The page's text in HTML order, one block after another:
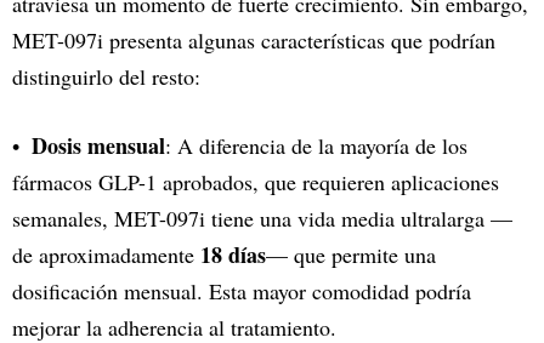
MET-097i presenta algunas características que podrían
distinguirlo del resto:
Dosis mensual: A diferencia de la mayoría de los
fármacos GLP-1 aprobados, que requieren aplicaciones
semanales, MET-097i tiene una vida media ultralarga —
de aproximadamente 18 días— que permite una
dosificación mensual. Esta mayor comodidad podría
mejorar la adherencia al tratamiento.